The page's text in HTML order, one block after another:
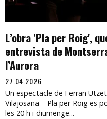
L’obra 'Pla per Roig',
entrevista de
l’Aurora
27.04.2026
Un espectacle de Ferran
Vilajosana Pla per Roig es
les 20 h i diumenge...